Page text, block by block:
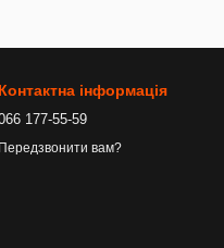
Контактна інформація
177-55-59
Передзвонити вам?